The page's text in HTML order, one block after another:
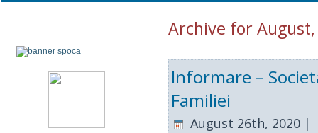
Archive for
Informare –
Familiei
August 26th, 2020 |